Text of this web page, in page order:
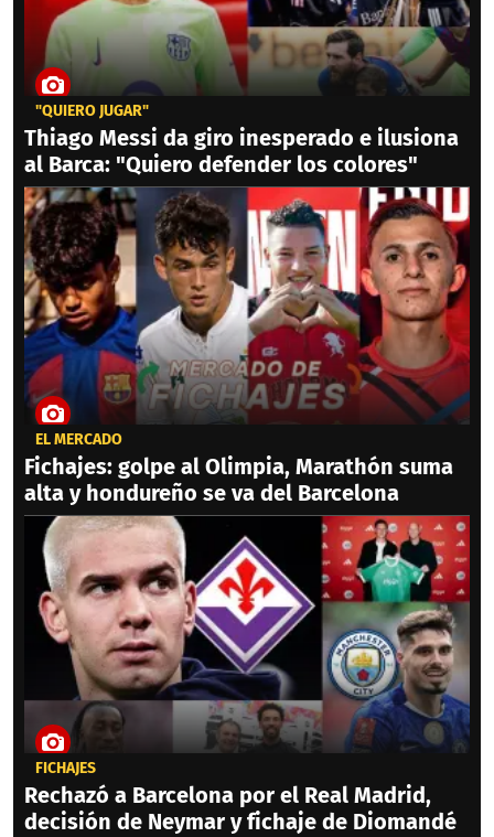
"QUIERO JUGAR"
Thiago Messi da giro inesperado e ilusiona
al Barca: "Quiero defender los colores"
EL MERCADO
Fichajes: golpe al Olimpia, Marathón suma
alta y hondureño se va del Barcelona
FICHAJES
Rechazó a Barcelona por el Real Madrid,
decisión de Neymar y fichaje de Diomandé